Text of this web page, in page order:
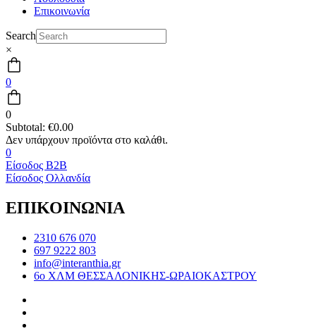
Επικοινωνία
Search
×
0
0
Subtotal: €0.00
0
Είσοδος B2B
Είσοδος Ολλανδία
ΕΠΙΚΟΙΝΩΝΙΑ
2310 676 070
697 9222 803
info@interanthia.gr
6ο ΧΛΜ ΘΕΣΣΑΛΟΝΙΚΗΣ-ΩΡΑΙΟΚΑΣΤΡΟΥ